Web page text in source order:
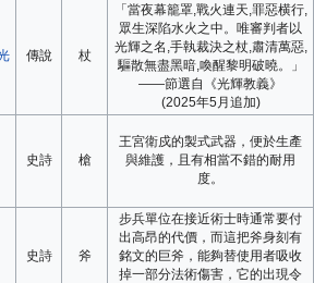
傳說 杖
「當夜幕籠罩,戰火連天,罪惡横行,
眾生深陷水火之中。唯審判者以
光輝之名,手執裁決之杖,肅清萬惡,
驅散無盡黑暗,喚醒黎明破曉。」
——節選自《光輝教義》
(2025年5月追加)
史詩 槍
王宮衛戍的製式武器，便於生產
與維護，且有相當不錯的耐用
度。
史詩 斧
步兵單位在接近術士時通常要付
出高昂的代價，而這把斧身刻有
銘文的巨斧，能夠替使用者吸收
掉一部分法術傷害，它的出現令